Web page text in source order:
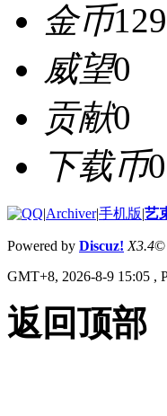
金币
威望0
贡献0
下载币0
|Archiver|手机版|艺
Powered by Discuz! X3.4©
GMT+8, 2026-8-9 15:05 ,
返回顶部